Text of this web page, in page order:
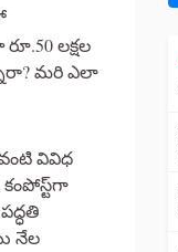
లక్షల
మరి ఎలా
వివిధ
నేల